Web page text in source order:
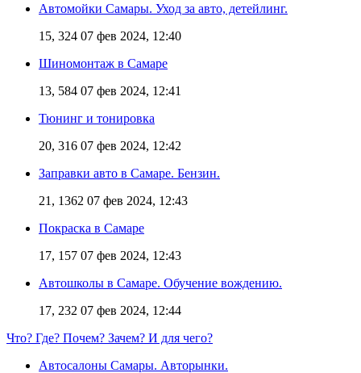
Автомойки Самары. Уход за авто, детейлинг.
15, 324 07 фев 2024, 12:40
Шиномонтаж в Самаре
13, 584 07 фев 2024, 12:41
Тюнинг и тонировка
20, 316 07 фев 2024, 12:42
Заправки авто в Самаре. Бензин.
21, 1362 07 фев 2024, 12:43
Покраска в Самаре
17, 157 07 фев 2024, 12:43
Автошколы в Самаре. Обучение вождению.
17, 232 07 фев 2024, 12:44
Что? Где? Почем? Зачем? И для чего?
Автосалоны Самары. Авторынки.